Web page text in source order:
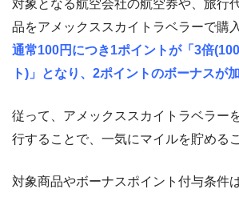
対象となる航空会社の航空券や、旅行
品をアメックススカイトラベラーで購
通常100円につき1ポイントが「3倍
ト)」となり、2ポイントのボーナスが
従って、アメックススカイトラベラー
行することで、一気にマイルを貯める
対象商品やボーナスポイント付与条件